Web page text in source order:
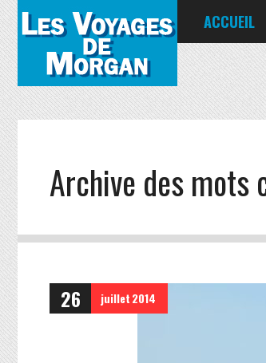
ACCUEIL
Archive des mots
26 juillet2014